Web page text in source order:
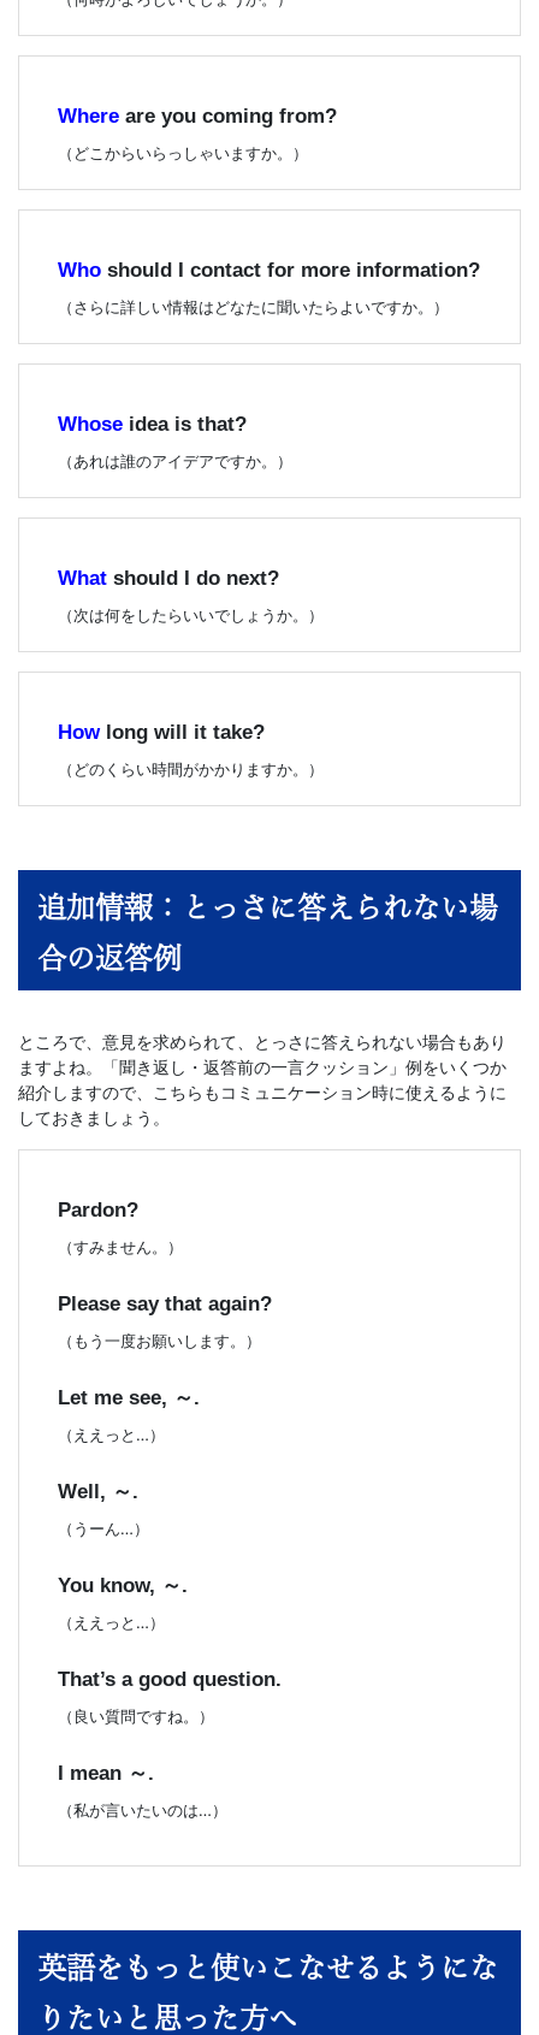
Where are you coming from?
（どこからいらっしゃいますか。）
Who should I contact for more information?
（さらに詳しい情報はどなたに聞いたらよいですか。）
Whose idea is that?
（あれは誰のアイデアですか。）
What should I do next?
（次は何をしたらいいでしょうか。）
Howlong will it take?
（どのくらい時間がかかりますか。）
追加情報：とっさに答えられない場
合の返答例
ところで、意見を求められて、とっさに答えられない場合もあり
ますよね。「聞き返し・返答前の一言クッション」例をいくつか
紹介しますので、こちらもコミュニケーション時に使えるように
しておきましょう。
Pardon?
（すみません。）
Please say that again?
（もう一度お願いします。）
Let me see, ～.
（ええっと…）
Well, ～.
（うーん…）
You know, ～.
（ええっと…）
That’s a good question.
（良い質問ですね。）
I mean ～.
（私が言いたいのは…）
英語をもっと使いこなせるようにな
りたいと思った方へ